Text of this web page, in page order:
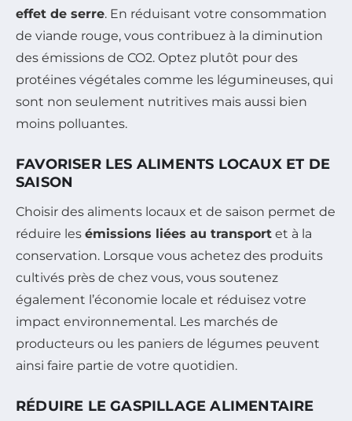
effet de serre. En réduisant votre consommation
de viande rouge, vous contribuez à la diminution
des émissions de CO2. Optez plutôt pour des
protéines végétales comme les légumineuses, qui
sont non seulement nutritives mais aussi bien
moins polluantes.
FAVORISER LES ALIMENTS LOCAUX ET DE
SAISON
Choisir des aliments locaux et de saison permet de
réduire les émissions liées au transport et à la
conservation. Lorsque vous achetez des produits
cultivés près de chez vous, vous soutenez
également l’économie locale et réduisez votre
impact environnemental. Les marchés de
producteurs ou les paniers de légumes peuvent
ainsi faire partie de votre quotidien.
RÉDUIRE LE GASPILLAGE ALIMENTAIRE